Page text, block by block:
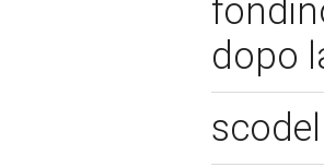
dopo